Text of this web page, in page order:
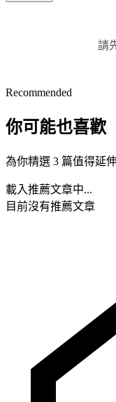
請
Recommended
你可能也喜歡
為你精選 3 篇值得延
載入推薦文章中...
目前沒有推薦文章